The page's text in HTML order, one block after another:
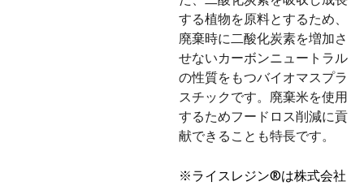
する植物を原料とするため、
廃棄時に二酸化炭素を増加さ
せないカーボンニュートラル
の性質をもつバイオマスプラ
スチックです。廃棄米を使用
するためフードロス削減に貢
献できることも特長です。
※ライスレジン®は株式会社